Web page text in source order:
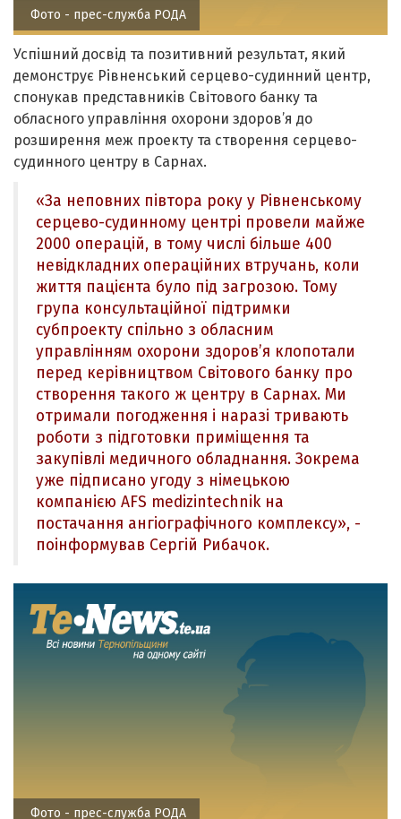
Фото - прес-служба РОДА
Успішний досвід та позитивний результат, який
демонструє Рівненський серцево-судинний центр,
спонукав представників Світового банку та
обласного управління охорони здоров’я до
розширення меж проекту та створення серцево-
судинного центру в Сарнах.
«За неповних півтора року у Рівненському
серцево-судинному центрі провели майже
2000 операцій, в тому числі більше 400
невідкладних операційних втручань, коли
життя пацієнта було під загрозою. Тому
група консультаційної підтримки
субпроекту спільно з обласним
управлінням охорони здоров’я клопотали
перед керівництвом Світового банку про
створення такого ж центру в Сарнах. Ми
отримали погодження і наразі тривають
роботи з підготовки приміщення та
закупівлі медичного обладнання. Зокрема
уже підписано угоду з німецькою
компанією AFS medizintechnik на
постачання ангіографічного комплексу», -
поінформував Сергій Рибачок.
Фото - прес-служба РОДА